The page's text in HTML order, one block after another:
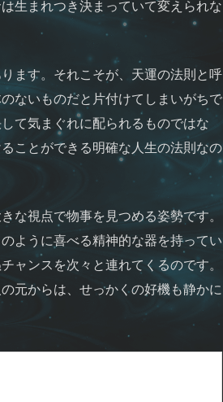
生まれつき決まっていて変えられな
ます。それこそが、天運の法則と呼
ないものだと片付けてしまいがちで
て気まぐれに配られるものではな
ことができる明確な人生の法則なの
な視点で物事を見つめる姿勢です。
ように喜べる精神的な器を持ってい
ャンスを次々と連れてくるのです。
元からは、せっかくの好機も静かに